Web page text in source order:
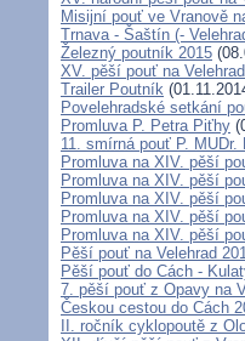
Misijní pouť ve Vranově
Trnava - Šaštín (-
Železný poutník 2015
XV. pěší pouť na
Trailer Poutník
Povelehradské setkání
Promluva P. Petra Piťhy
11. smírná pouť P.
Promluva na XIV. pěší
Promluva na XIV. pěší
Promluva na XIV. pěší
Promluva na XIV. pěší
Promluva na XIV. pěší
Pěší pouť na Velehrad
Pěší pouť do Cách -
7. pěší pouť z Opavy na
Českou cestou do Cách
II. ročník cyklopoutě z